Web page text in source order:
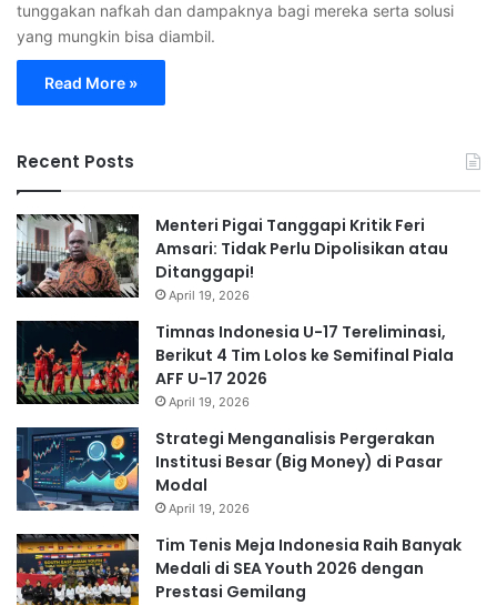
tunggakan nafkah dan dampaknya bagi mereka serta solusi
yang mungkin bisa diambil.
Read More »
Recent Posts
Menteri Pigai Tanggapi Kritik Feri
Amsari: Tidak Perlu Dipolisikan atau
Ditanggapi!
April 19, 2026
Timnas Indonesia U-17 Tereliminasi,
Berikut 4 Tim Lolos ke Semifinal Piala
AFF U-17 2026
April 19, 2026
Strategi Menganalisis Pergerakan
Institusi Besar (Big Money) di Pasar
Modal
April 19, 2026
Tim Tenis Meja Indonesia Raih Banyak
Medali di SEA Youth 2026 dengan
Prestasi Gemilang